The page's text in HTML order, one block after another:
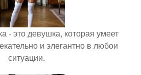
- это девушка, которая умеет
и элегантно в любои
ситуации.